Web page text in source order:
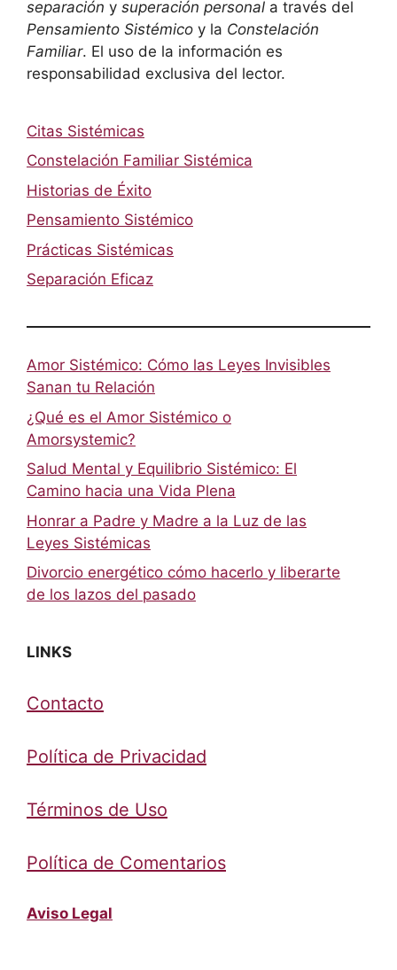
separación y superación personal a través del
Pensamiento Sistémico y la Constelación
Familiar. El uso de la información es
responsabilidad exclusiva del lector.
Citas Sistémicas
Constelación Familiar Sistémica
Historias de Éxito
Pensamiento Sistémico
Prácticas Sistémicas
Separación Eficaz
Amor Sistémico: Cómo las Leyes Invisibles
Sanan tu Relación
¿Qué es el Amor Sistémico o
Amorsystemic?
Salud Mental y Equilibrio Sistémico: El
Camino hacia una Vida Plena
Honrar a Padre y Madre a la Luz de las
Leyes Sistémicas
Divorcio energético cómo hacerlo y liberarte
de los lazos del pasado
LINKS
Contacto
Política de Privacidad
Términos de Uso
Política de Comentarios
Aviso Legal